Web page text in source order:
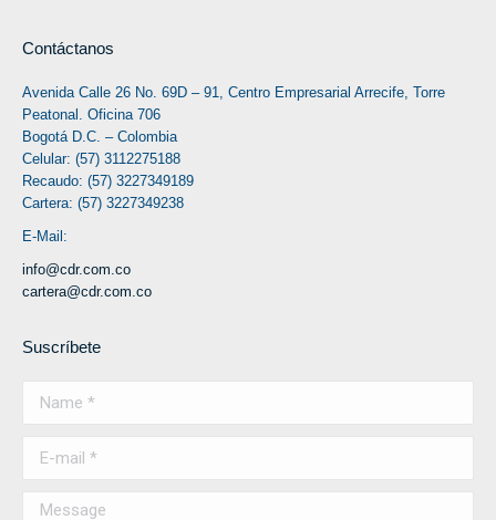
Contáctanos
Avenida Calle 26 No. 69D – 91, Centro Empresarial Arrecife, Torre
Peatonal. Oficina 706
Bogotá D.C. – Colombia
Celular: (57) 3112275188
Recaudo: (57) 3227349189
Cartera: (57) 3227349238
E-Mail:
info@cdr.com.co
cartera@cdr.com.co
Suscríbete
Message